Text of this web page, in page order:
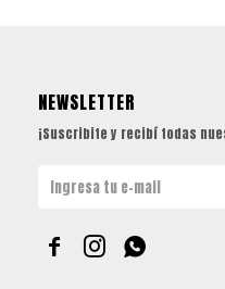
NEWSLETTER
¡Suscribite y recibí todas
  